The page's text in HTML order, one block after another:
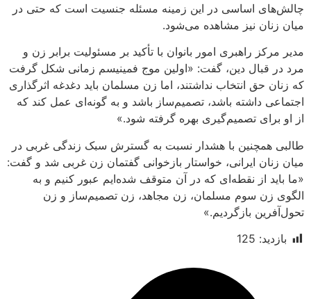
اساسی در این زمینه مسئله جنسیت است که حتی در
نیز مشاهده می‌شود.
راهبری امور بانوان با تأکید بر مسئولیت برابر زن و
دین، گفت: «اولین موج فمینیسم زمانی شکل گرفت
انتخاب نداشتند، اما زن مسلمان باید دغدغه اثرگذاری
داشته باشد، تصمیم‌ساز باشد و به گونه‌ای عمل کند که
تصمیم‌گیری بهره گرفته شود.»
با هشدار نسبت به گسترش سبک زندگی غربی در
ایرانی، خواستار بازخوانی گفتمان زن غربی شد و گفت:
از نقطه‌ای که در آن متوقف شده‌ایم عبور کنیم و به
سوم مسلمان، زن مجاهد، زن تصمیم‌ساز و زن
بازگردیم.»
125